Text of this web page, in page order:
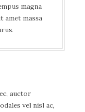
magna
amet massa
auctor
vel nisl ac,